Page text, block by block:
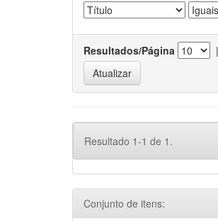
Resultados/Página |
Resultado 1-1 de 1.
Conjunto de itens: